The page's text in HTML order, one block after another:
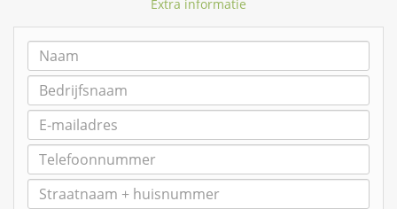
Extra informatie